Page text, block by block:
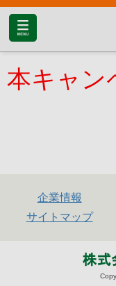
本キャン
企業情報
サイトマップ